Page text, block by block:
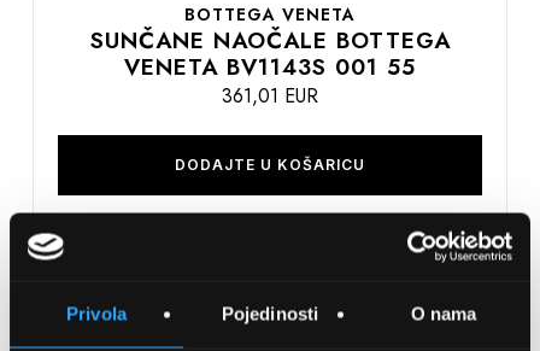
Privola Pojedinosti O nama
BOTTEGA VENETA
SUNČANE NAOČALE BOTTEGA
VENETA BV1143S 001 55
361,01 EUR
DODAJTE U KOŠARICU
na